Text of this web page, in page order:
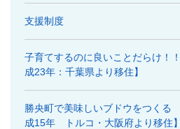
支援制度
子育てするのに良いことだらけ！
成23年：千葉県より移住】
勝央町で美味しいブドウをつく
成15年 トルコ・大阪府より移住】